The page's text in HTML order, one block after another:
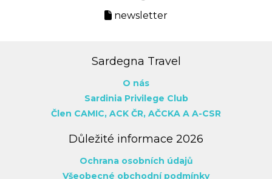
newsletter
Sardegna Travel
O nás
Sardinia Privilege Club
Člen CAMIC, ACK ČR, AČCKA A A-CSR
Důležité informace 2026
Ochrana osobních údajů
Všeobecné obchodní podmínky